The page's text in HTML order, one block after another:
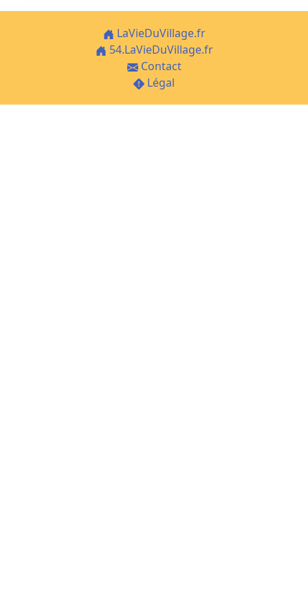
LaVieDuVillage.fr
54.LaVieDuVillage.fr
Contact
Légal